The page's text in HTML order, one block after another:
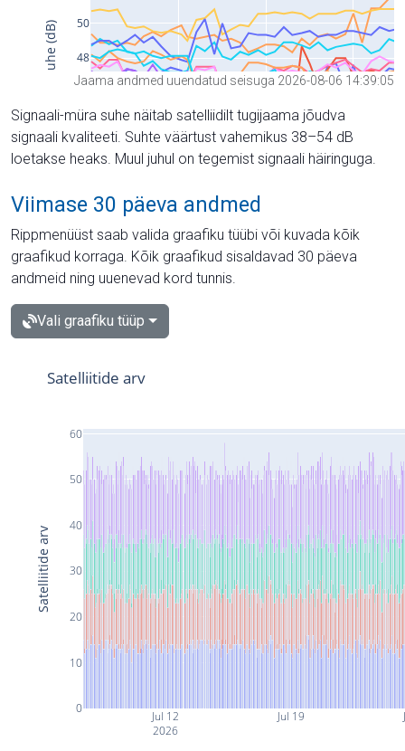
Jaama andmed uuendatud seisuga 2026-08-06 14:39:05
Signaali-müra suhe näitab satelliidilt tugijaama jõudva
signaali kvaliteeti. Suhte väärtust vahemikus 38–54 dB
loetakse heaks. Muul juhul on tegemist signaali häiringuga.
Viimase 30 päeva andmed
Rippmenüüst saab valida graafiku tüübi või kuvada kõik
graafikud korraga. Kõik graafikud sisaldavad 30 päeva
andmeid ning uuenevad kord tunnis.
Vali graafiku tüüp
Jul 12
2026
Jul 19
0
10
20
30
40
50
60
Satelliitide arv
Satelliitide arv